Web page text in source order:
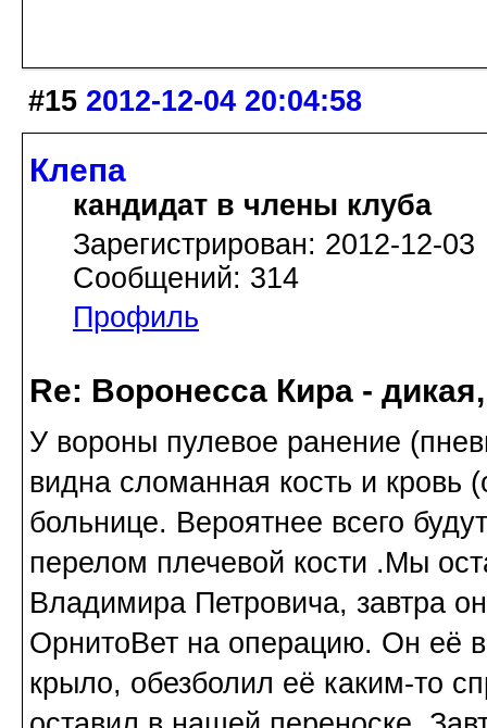
#15 2012-12-04 20:04:58
Клепа
кандидат в члены клуба
Зарегистрирован: 2012-12-03
Сообщений: 314
Профиль
Re: Воронесса Кира -
У вороны пулевое ранение
видна сломанная кость и кровь
больнице. Вероятнее всего
перелом плечевой кости .Мы
Владимира Петровича, завтра
ОрнитоВет на операцию. Он её
крыло, обезболил её каким-то